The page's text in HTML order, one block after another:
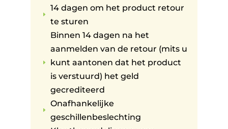
E
14 dagen om het product retour
te sturen
E
Binnen 14 dagen na het
aanmelden van de retour (mits u
kunt aantonen dat het product
is verstuurd) het geld
gecrediteerd
E
Onafhankelijke
geschillenbeslechting